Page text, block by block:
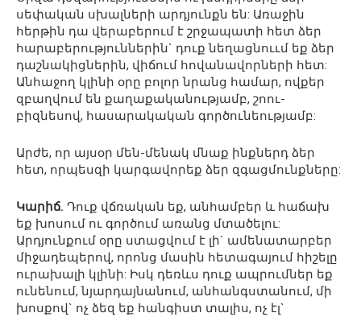
սեփական սխալների արդյունքն են: Առաջին
հերթին դա վերաբերում է շրջապատի հետ ձեր
հարաբերություններին` դուք նեղացնոււմ եք ձեր
դաշնակիցներին, վիճում հովանավորների հետ:
Անհաջող կլինի օրը բոլոր նրանց համար, ովքեր
զբաղվում են քաղաքականությամբ, շոու-
բիզնեսով, հասարակական գործունեությամբ:
Արժե, որ այսօր մեն-մենակ մնաք ինքներդ ձեր
հետ, որպեսզի կարգավորեք ձեր զգացմունքները:
Կարիճ. Դուք վճռական եք, անհամբեր և հաճախ
եք խոսում ու գործում առանց մտածելու:
Արդյունքում օրը ստացվում է լի` ամենատարբեր
միջադեպերով, որոնց մասին հետագայում հիշելը
ուրախալի կլինի: Իսկ դեռևս դուք ապրումներ եք
ունենում, նյարդայնանում, անհանգստանում, մի
խոսքով` ոչ ձեզ եք հանգիստ տալիս, ոչ էլ`